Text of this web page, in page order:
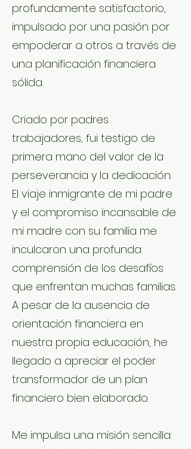
profundamente satisfactorio,
impulsado por una pasión por
empoderar a otros a través de
una planificación financiera
sólida.
Criado por padres
trabajadores, fui testigo de
primera mano del valor de la
perseverancia y la dedicación.
El viaje inmigrante de mi padre
y el compromiso incansable de
mi madre con su familia me
inculcaron una profunda
comprensión de los desafíos
que enfrentan muchas familias.
A pesar de la ausencia de
orientación financiera en
nuestra propia educación, he
llegado a apreciar el poder
transformador de un plan
financiero bien elaborado.
Me impulsa una misión sencilla: